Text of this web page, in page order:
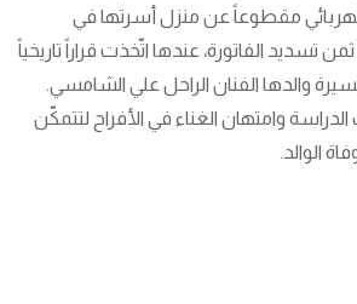
الكهربائي مقطوعاً عن منزل أسرتها في
تسديد الفاتورة، عندها اتّخذت قراراً تاريخياً
والدها الفنان الراحل علي الشامسي.
وامتهان الغناء في الأفراح لتتمكّن
الوالد.